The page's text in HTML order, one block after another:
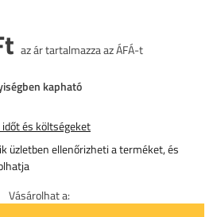
az ár tartalmazza az ÁFÁ-t
kapható
és költségeket
üzletben ellenőrizheti a terméket, és
Vásárolhat a: